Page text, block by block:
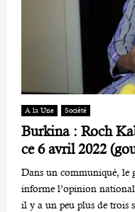
A la Une Société
Burkina : Roch
ce 6 avril 2022
Dans un communiqué, le
informe l’opinion
il y a un peu plus de trois